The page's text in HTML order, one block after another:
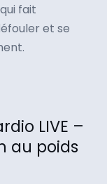
fait
et se
LIVE –
au poids